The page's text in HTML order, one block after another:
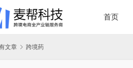
首页
文章 跨境药